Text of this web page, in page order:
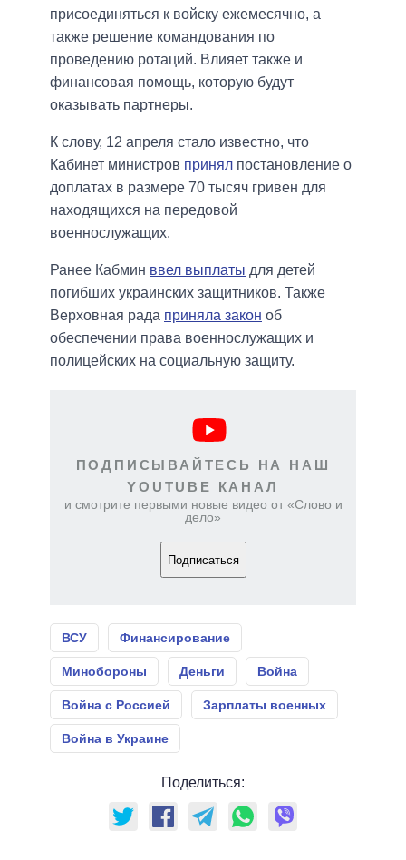
присоединяться к войску ежемесячно, а
также решение командования по
проведению ротаций. Влияет также и
финансовая помощь, которую будут
оказывать партнеры.
К слову, 12 апреля стало известно, что
Кабинет министров принял постановление о
доплатах в размере 70 тысяч гривен для
находящихся на передовой
военнослужащих.
Ранее Кабмин ввел выплаты для детей
погибших украинских защитников. Также
Верховная рада приняла закон об
обеспечении права военнослужащих и
полицейских на социальную защиту.
ПОДПИСЫВАЙТЕСЬ НА НАШ
YOUTUBE КАНАЛ
и смотрите первыми новые видео от «Слово и
дело»
Подписаться
ВСУ Финансирование
Минобороны Деньги Война
Война с Россией Зарплаты военных
Война в Украине
Поделиться: